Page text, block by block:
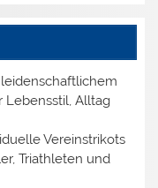
Lebensstil, Alltag
Vereinstrikots
Triathleten und